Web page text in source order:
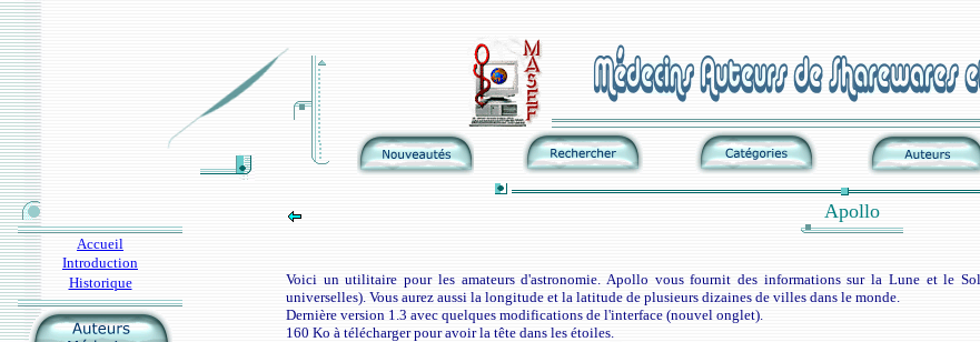
Accueil
Introduction
Historique
Apollo
Voici un utilitaire pour les amateurs d'astronomie. Apollo vous fournit des informations sur la Lune et le
universelles). Vous aurez aussi la longitude et la latitude de plusieurs dizaines de villes dans le monde.
Dernière version 1.3 avec quelques modifications de l'interface (nouvel onglet).
160 Ko à télécharger pour avoir la tête dans les étoiles.